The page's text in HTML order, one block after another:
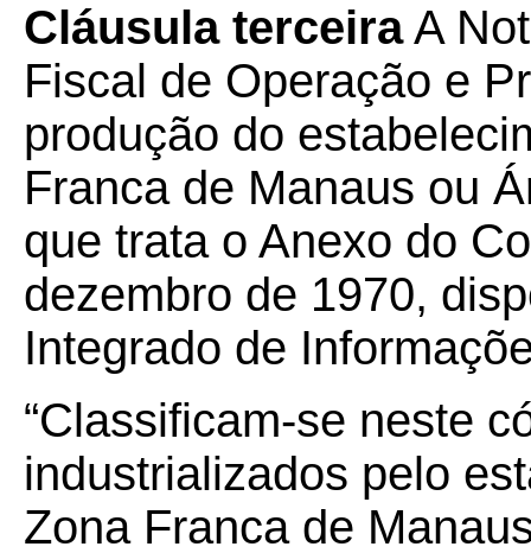
Cláusula terceiraA
Fiscal de Operação e
produção do
Franca de Manaus ou
que trata o Anexo do
dezembro de 1970,
Integrado de
“Classificam-se neste
industrializados pelo
Zona Franca de